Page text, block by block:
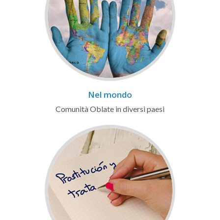
Nel mondo
Comunità Oblate in diversi paesi